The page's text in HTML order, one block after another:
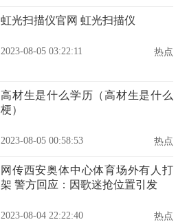
虹光扫描仪官网 虹光扫描仪
2023-08-05 03:22:11 热点
高材生是什么学历（高材生是什么
梗）
2023-08-05 00:58:53 热点
网传西安奥体中心体育场外有人打
架 警方回应：因歌迷抢位置引发
2023-08-04 22:22:40 热点